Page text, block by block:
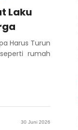
Laku
Harus Turun
rumah
30 Juni 2026